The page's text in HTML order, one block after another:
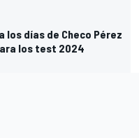
los días de Checo Pérez
los test 2024